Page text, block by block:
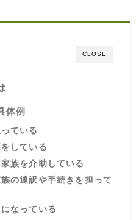
CLOSE
体例
ている
している
族を介助している
の通訳や手続きを担って
なっている